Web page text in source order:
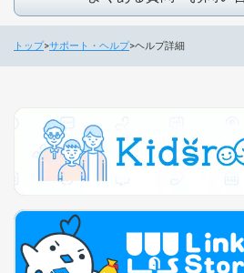
トップ サポート・ヘルプ ヘルプ詳細